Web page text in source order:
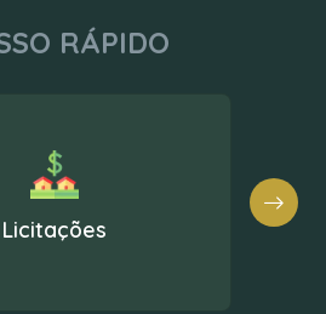
RÁPIDO
Eletrônica